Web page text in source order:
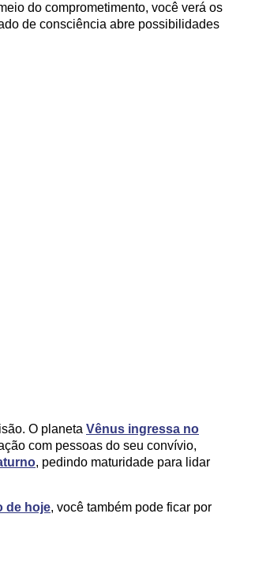
do comprometimento, você verá os
de consciência abre possibilidades
O planeta Vênus ingressa no
com pessoas do seu convívio,
, pedindo maturidade para lidar
de hoje, você também pode ficar por